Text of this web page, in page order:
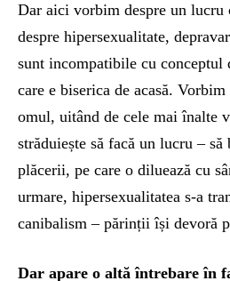
Dar aici vorbim despre un
despre hipersexualitate,
sunt incompatibile cu conceptul
care e biserica de acasă.
omul, uitând de cele mai înalte
străduiește să facă un lucru – să
plăcerii, pe care o diluează cu
urmare, hipersexualitatea s-a
canibalism – părinții își devoră
Dar apare o altă întrebare în